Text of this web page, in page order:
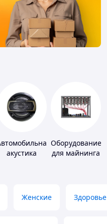
акустика
Оборудование
для майнинга
Женские Здоровье